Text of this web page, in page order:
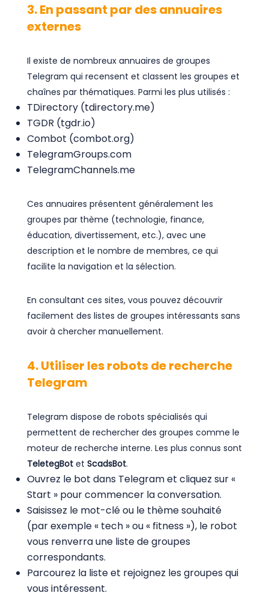
3. En passant par des annuaires
externes
Il existe de nombreux annuaires de groupes
Telegram qui recensent et classent les groupes et
chaînes par thématiques. Parmi les plus utilisés :
TDirectory (tdirectory.me)
TGDR (tgdr.io)
Combot (combot.org)
TelegramGroups.com
TelegramChannels.me
Ces annuaires présentent généralement les
groupes par thème (technologie, finance,
éducation, divertissement, etc.), avec une
description et le nombre de membres, ce qui
facilite la navigation et la sélection.
En consultant ces sites, vous pouvez découvrir
facilement des listes de groupes intéressants sans
avoir à chercher manuellement.
4. Utiliser les robots de recherche
Telegram
Telegram dispose de robots spécialisés qui
permettent de rechercher des groupes comme le
moteur de recherche interne. Les plus connus sont
TeletegBot et ScadsBot.
Ouvrez le bot dans Telegram et cliquez sur «
Start » pour commencer la conversation.
Saisissez le mot-clé ou le thème souhaité
(par exemple « tech » ou « fitness »), le robot
vous renverra une liste de groupes
correspondants.
Parcourez la liste et rejoignez les groupes qui
vous intéressent.